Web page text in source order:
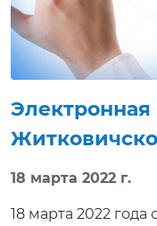
вопросам
собеседование в
18 марта 2022 г.
18 марта 2022 года